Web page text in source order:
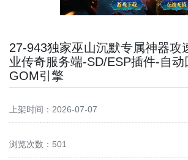
27-943独家巫山沉默专属神器攻
业传奇服务端-SD/ESP插件-自
GOM引擎
上架时间：2026-07-07
浏览次数：501